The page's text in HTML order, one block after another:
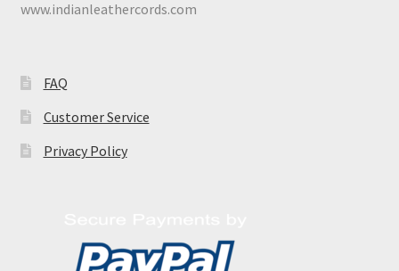
www.indianleathercords.com
FAQ
Customer Service
Privacy Policy